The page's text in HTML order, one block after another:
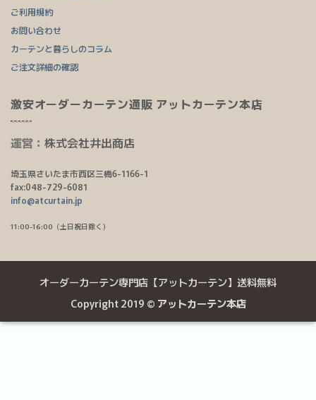
ご利用規約
お問い合わせ
カーテンと暮らしのコラム
ご注文詳細の確認
激安オーダーカーテン通販 アットカーテン本店
運営： 株式会社井出商店
埼玉県さいたま市西区三橋6-1166-1
fax:048-729-6081
info@atcurtain.jp
11:00-16:00（土日祝日除く）
オーダーカーテン専門店【アットカーテン】送料無料
Copyright 2019 © アットカーテン本店